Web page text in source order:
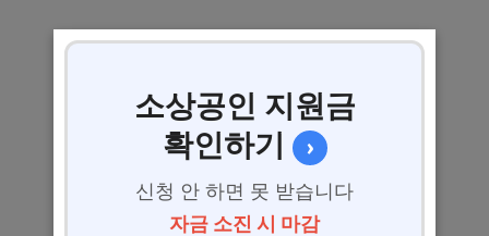
소상공인 지원금
확인하기
›
신청 안 하면 못 받습니다
자금 소진 시 마감